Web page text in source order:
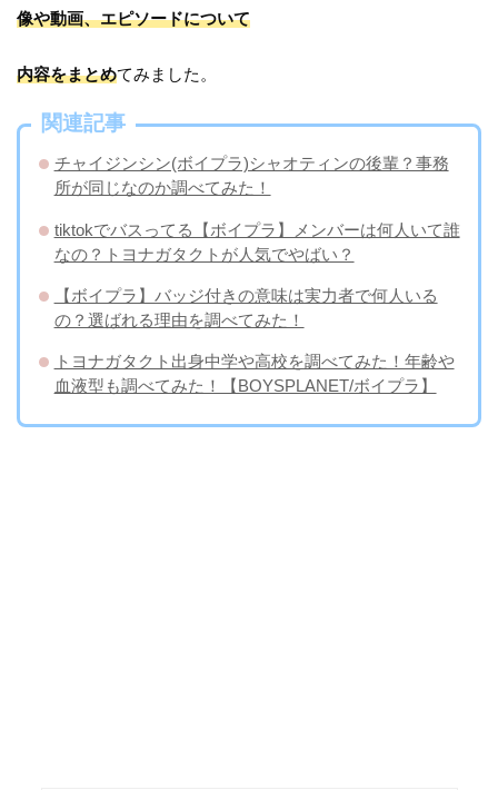
像や動画、エピソードについて
内容をまとめてみました。
関連記事
チャイジンシン(ボイプラ)シャオティンの後輩？事務
所が同じなのか調べてみた！
tiktokでバスってる【ボイプラ】メンバーは何人いて誰
なの？トヨナガタクトが人気でやばい？
【ボイプラ】バッジ付きの意味は実力者で何人いる
の？選ばれる理由を調べてみた！
トヨナガタクト出身中学や高校を調べてみた！年齢や
血液型も調べてみた！【BOYSPLANET/ボイプラ】